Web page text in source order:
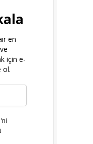
en
için e-
ol.
''ni